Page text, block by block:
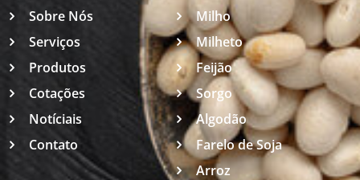
Sobre Nós
Serviços
Produtos
Cotações
Notíciais
Contato
Milho
Milheto
Feijão
Sorgo
Algodão
Farelo de Soja
Arroz